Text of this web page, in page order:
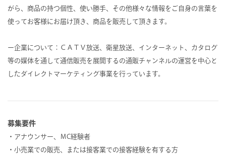
がら、商品の持つ個性、使い勝手、その他様々な情報をご自身の言葉を
使ってお客様にお届け頂き、商品を販売して頂きます。
ー企業について：ＣＡＴＶ放送、衛星放送、インターネット、カタログ
等の媒体を通して通信販売を展開するの通販チャンネルの運営を中心と
したダイレクトマーケティング事業を行っています。
募集要件
・アナウンサー、ＭC経験者
・小売業での販売、または接客業での接客経験を有する方